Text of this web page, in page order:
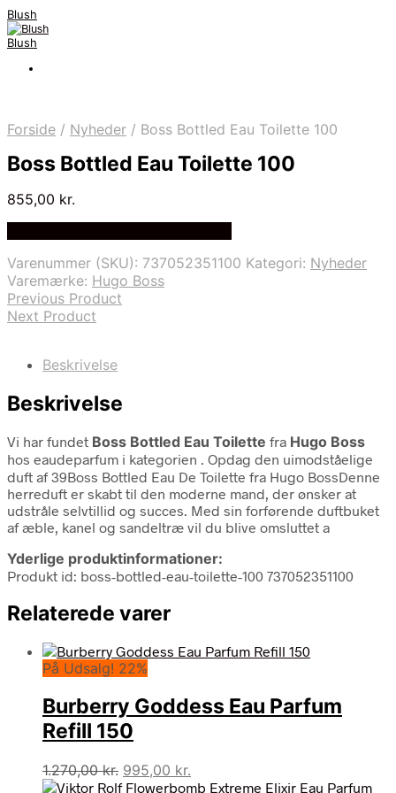
Blush
Blush
Forside / Nyheder / Boss Bottled Eau Toilette 100
Boss Bottled Eau Toilette 100
855,00 kr.
Varenummer (SKU): 737052351100 Kategori: Nyheder
Varemærke: Hugo Boss
Previous Product
Next Product
Beskrivelse
Beskrivelse
Vi har fundet Boss Bottled Eau Toilette fra Hugo Boss
hos eaudeparfum i kategorien . Opdag den uimodståelige
duft af 39Boss Bottled Eau De Toilette fra Hugo BossDenne
herreduft er skabt til den moderne mand, der ønsker at
udstråle selvtillid og succes. Med sin forførende duftbuket
af æble, kanel og sandeltræ vil du blive omsluttet a
Yderlige produktinformationer:
Produkt id: boss-bottled-eau-toilette-100 737052351100
Relaterede varer
På Udsalg! 22%
Burberry Goddess Eau Parfum
Refill 150
1.270,00kr. Den
oprindelige
995,00 kr.
aktuelle